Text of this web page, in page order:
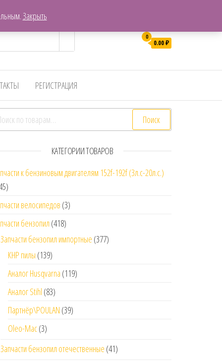
0
0.00₽
РЕГИСТРАЦИЯ
Поиск
КАТЕГОРИИ ТОВАРОВ
к бензиновым двигателям 152f-192f (3л.с-20л.с.)
велосипедов (3)
бензопил (418)
Запчасти бензопил импортные (377)
КНР пилы (139)
Аналог Husqvarna (119)
Аналог Stihl (83)
Партнёр\POULAN (39)
Oleo-Mac(3)
Запчасти бензопил отечественные (41)
Закрыть